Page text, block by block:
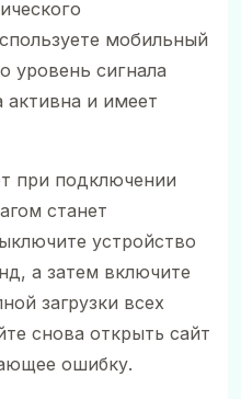
мобильный
уровень сигнала
активна и имеет
при подключении
станет
устройство
а затем включите
загрузки всех
снова открыть сайт
ошибку.